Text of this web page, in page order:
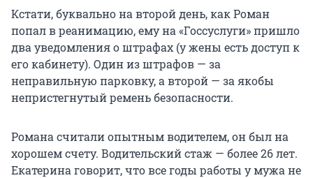
Кстати, буквально на второй день, как Роман
попал в реанимацию, ему на «Госсуслуги» пришло
два уведомления о штрафах (у жены есть доступ к
его кабинету). Один из штрафов — за
неправильную парковку, а второй — за якобы
непристегнутый ремень безопасности.
Романа считали опытным водителем, он был на
хорошем счету. Водительский стаж — более 26 лет.
Екатерина говорит, что все годы работы у мужа не